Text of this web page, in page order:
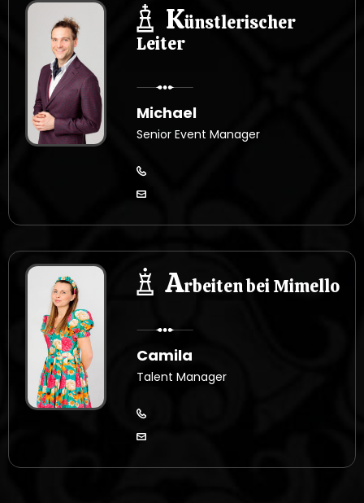
Künstlerischer
Leiter
Michael
Senior Event Manager
Arbeiten bei Mimello
Camila
Talent Manager